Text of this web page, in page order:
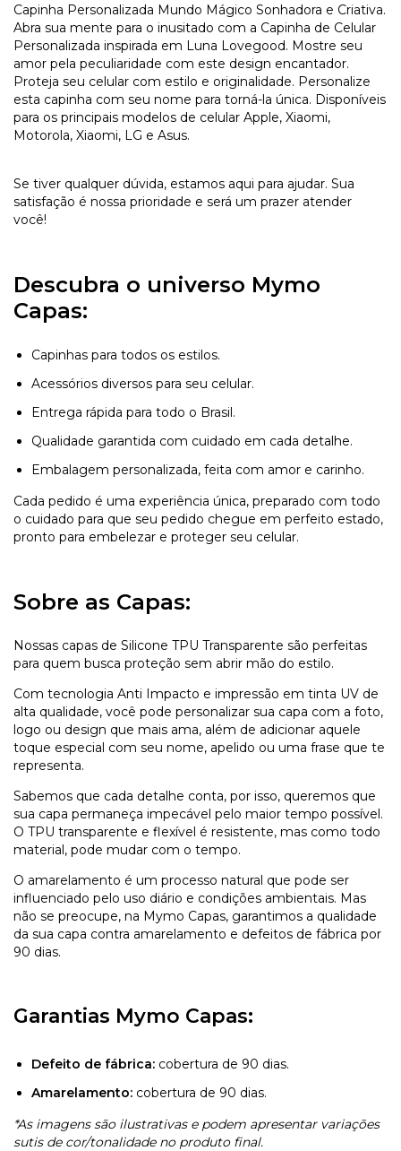
Capinha Personalizada Mundo Mágico Sonhadora e Criativa.
Abra sua mente para o inusitado com a Capinha de Celular
Personalizada inspirada em Luna Lovegood. Mostre seu
amor pela peculiaridade com este design encantador.
Proteja seu celular com estilo e originalidade. Personalize
esta capinha com seu nome para torná-la única. Disponíveis
para os principais modelos de celular Apple, Xiaomi,
Motorola, Xiaomi, LG e Asus.
Se tiver qualquer dúvida, estamos aqui para ajudar. Sua
satisfação é nossa prioridade e será um prazer atender
você!
Descubra o universo Mymo
Capas:
Capinhas para todos os estilos.
Acessórios diversos para seu celular.
Entrega rápida para todo o Brasil.
Qualidade garantida com cuidado em cada detalhe.
Embalagem personalizada, feita com amor e carinho.
Cada pedido é uma experiência única, preparado com todo
o cuidado para que seu pedido chegue em perfeito estado,
pronto para embelezar e proteger seu celular.
Sobre as Capas:
Nossas capas de Silicone TPU Transparente são perfeitas
para quem busca proteção sem abrir mão do estilo.
Com tecnologia Anti Impacto e impressão em tinta UV de
alta qualidade, você pode personalizar sua capa com a foto,
logo ou design que mais ama, além de adicionar aquele
toque especial com seu nome, apelido ou uma frase que te
representa.
Sabemos que cada detalhe conta, por isso, queremos que
sua capa permaneça impecável pelo maior tempo possível.
O TPU transparente e flexível é resistente, mas como todo
material, pode mudar com o tempo.
O amarelamento é um processo natural que pode ser
influenciado pelo uso diário e condições ambientais. Mas
não se preocupe, na Mymo Capas, garantimos a qualidade
da sua capa contra amarelamento e defeitos de fábrica por
90 dias.
Garantias Mymo Capas:
Defeito de fábrica: cobertura de 90 dias.
Amarelamento: cobertura de 90 dias.
*As imagens são ilustrativas e podem apresentar variações
sutis de cor/tonalidade no produto final.